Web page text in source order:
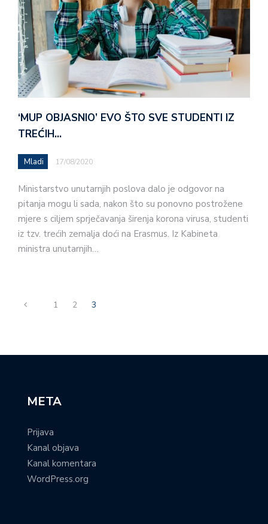
‘MUP OBJASNIO’ EVO ŠTO SVE STUDENTI IZ
TREĆIH…
Mladi 17/08/2020
Ministarstvo unutarnjih poslova dalo je odgovor na
pitanja mogu li sada, nakon što su ponovno postrožene
mjere s ciljem sprječavanja širenja korona virusa, studenti
iz tzv. trećih zemalja doći na Erasmus. Iz Kabineta
ministra unutarnjih…
1 2 3
META
Prijava
Kanal objava
Kanal komentara
WordPress.org